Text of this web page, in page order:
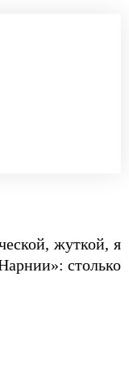
жуткой, я
столько